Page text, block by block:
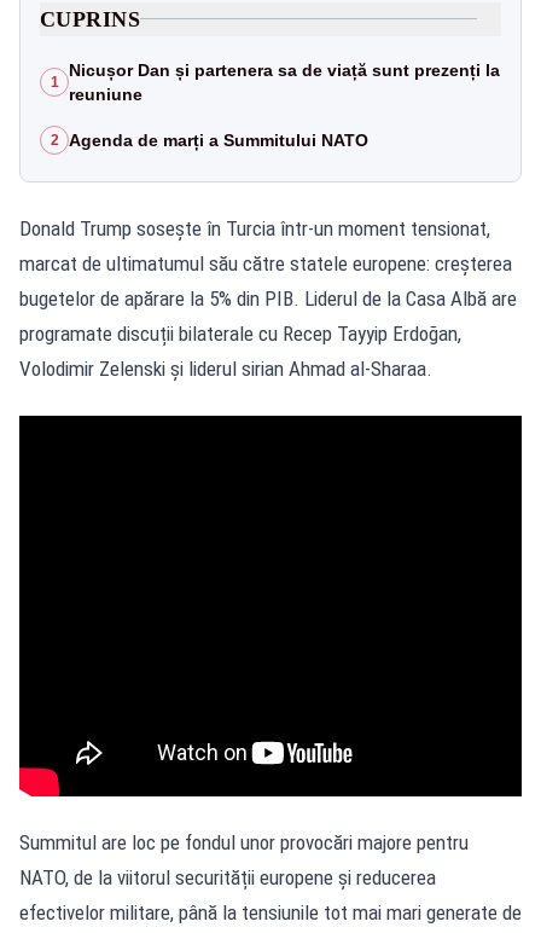
CUPRINS
1
Nicușor Dan și partenera sa de viață sunt prezenți la
reuniune
2 Agenda de marți a Summitului NATO
Donald Trump sosește în Turcia într-un moment tensionat,
marcat de ultimatumul său către statele europene: creșterea
bugetelor de apărare la 5% din PIB. Liderul de la Casa Albă are
programate discuții bilaterale cu Recep Tayyip Erdoğan,
Volodimir Zelenski și liderul sirian Ahmad al‑Sharaa.
Summitul are loc pe fondul unor provocări majore pentru
NATO, de la viitorul securității europene și reducerea
efectivelor militare, până la tensiunile tot mai mari generate de